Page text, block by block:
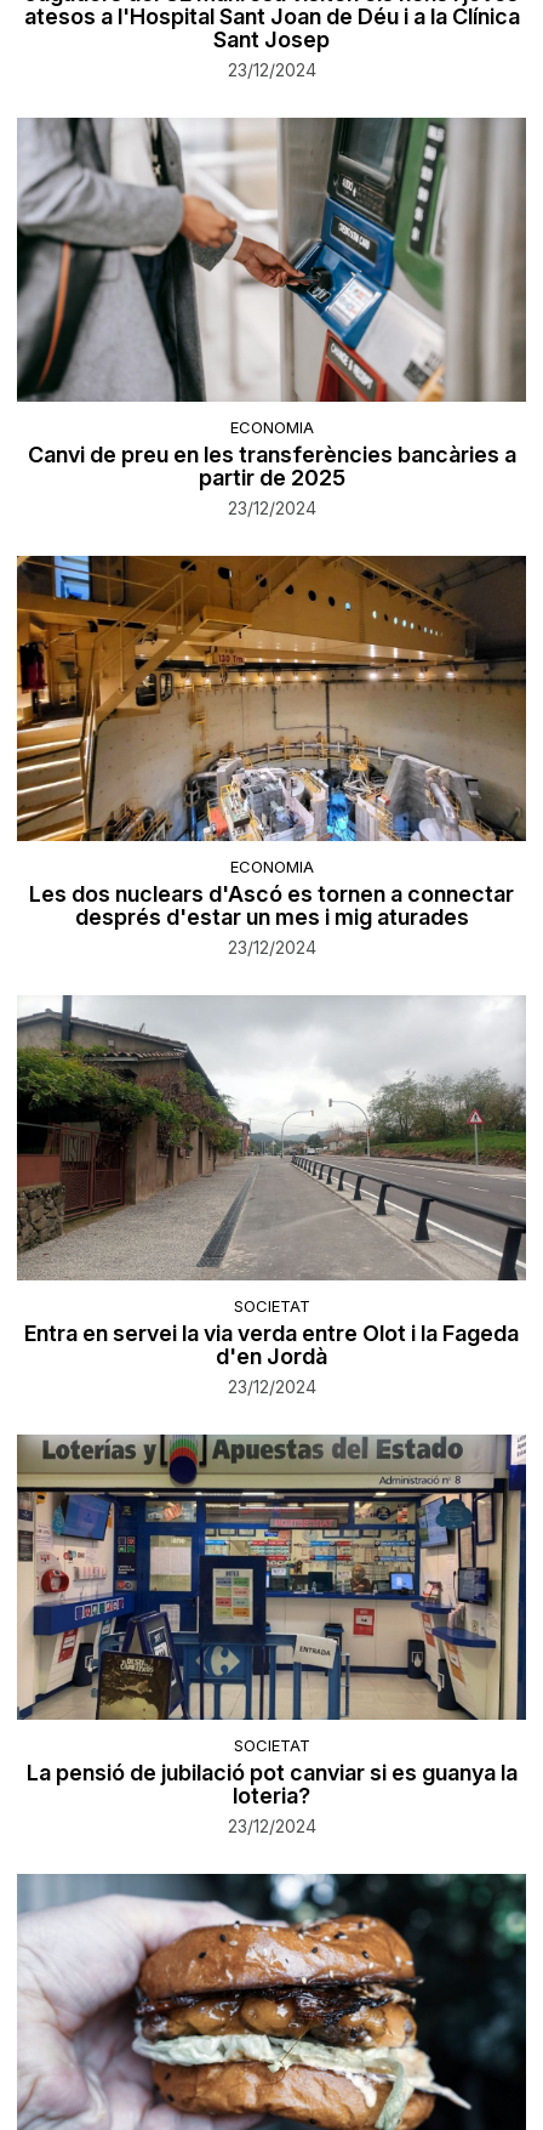
atesos a l'Hospital Sant Joan de Déu i a la Clínica
Sant Josep
23/12/2024
ECONOMIA
Canvi de preu en les transferències bancàries a
partir de 2025
23/12/2024
ECONOMIA
Les dos nuclears d'Ascó es tornen a connectar
després d'estar un mes i mig aturades
23/12/2024
SOCIETAT
Entra en servei la via verda entre Olot i la Fageda
d'en Jordà
23/12/2024
SOCIETAT
La pensió de jubilació pot canviar si es guanya la
loteria?
23/12/2024